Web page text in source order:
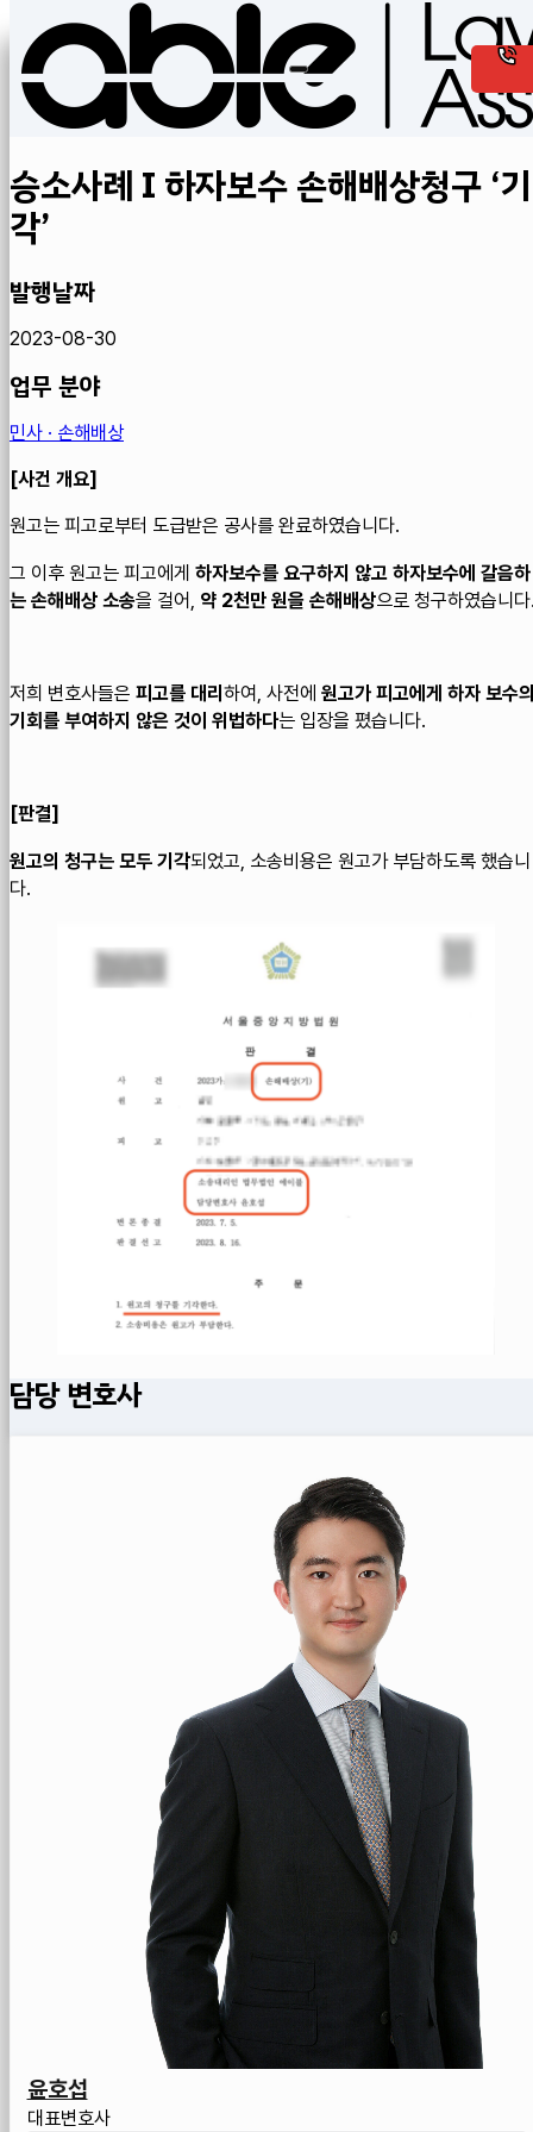
승소사례 I 하자보수 손해배상청구 ‘기
각’
발행날짜
2023-08-30
업무 분야
민사 · 손해배상
​[사건 개요]
원고는 피고로부터 도급받은 공사를 완료하였습니다.
그 이후 원고는 피고에게 하자보수를 요구하지 않고 하자보수에 갈음하
는 손해배상 소송을 걸어, 약 2천만 원을 손해배상으로 청구하였습니
저희 변호사들은 피고를 대리 하여, 사전에 원고가 피고에게 하자 보수
기회를 부여하지 않은 것이 위법하다는 입장을 폈습니다.
​[판결]
원고의 청구는 모두 기각되었고, 소송비용은 원고가 부담하도록 했습니
다.
담당 변호사
윤호섭
대표변호사